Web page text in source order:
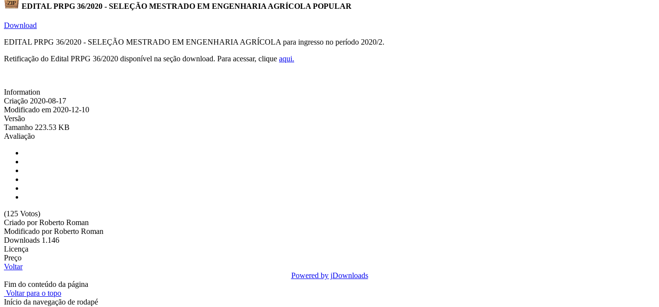
EDITAL PRPG 36/2020 - SELEÇÃO MESTRADO EM ENGENHARIA AGRÍCOLA POPULAR
Download
EDITAL PRPG 36/2020 - SELEÇÃO MESTRADO EM ENGENHARIA AGRÍCOLA para ingresso no período 2020/2.
Retificação do Edital PRPG 36/2020 disponível na seção download. Para acessar, clique aqui.
Information
Criação 2020-08-17
Modificado em 2020-12-10
Versão
Tamanho 223.53 KB
Avaliação
(125 Votos)
Criado porRoberto Roman
Modificado porRoberto Roman
Downloads 1.146
Licença
Preço
Voltar
Powered by jDownloads
Fim do conteúdo da página
Voltar para o topo
Início da navegação de rodapé